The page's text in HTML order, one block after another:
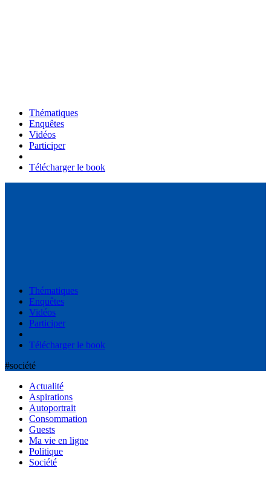
Thématiques
Enquêtes
Vidéos
Participer
Télécharger le book
Thématiques
Enquêtes
Vidéos
Participer
Télécharger le book
#société
Actualité
Aspirations
Autoportrait
Consommation
Guests
Ma vie en ligne
Politique
Société